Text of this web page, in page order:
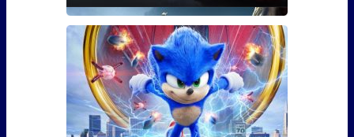
Гайд: Как использовать бустер
30 уровня для The Division 2
Фанаты The Division 2 наверняка уже в курсе, что 3
марта игра �